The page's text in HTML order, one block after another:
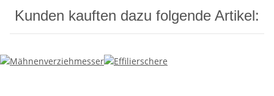
Kunden kauften dazu folgende Artikel: